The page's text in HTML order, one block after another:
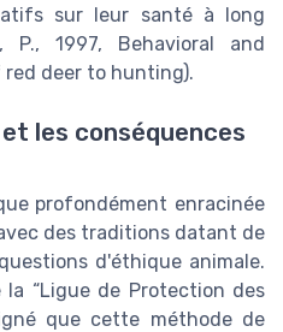
sur leur santé à long
P., 1997, Behavioral and
red deer to hunting).
les conséquences
profondément enracinée
des traditions datant de
d'éthique animale.
la “Ligue de Protection des
que cette méthode de